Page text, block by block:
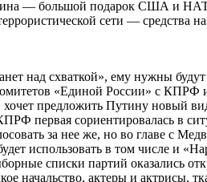
— большой подарок США и НАТО,
сети — средства
над схваткой», ему нужны
«Единой России» с КПРФ
хочет предложить Путину новый
первая сориентировалась в
за нее же, но во главе с
использовать в том числе и
списки партий оказались
начальство, актеры и актрисы,